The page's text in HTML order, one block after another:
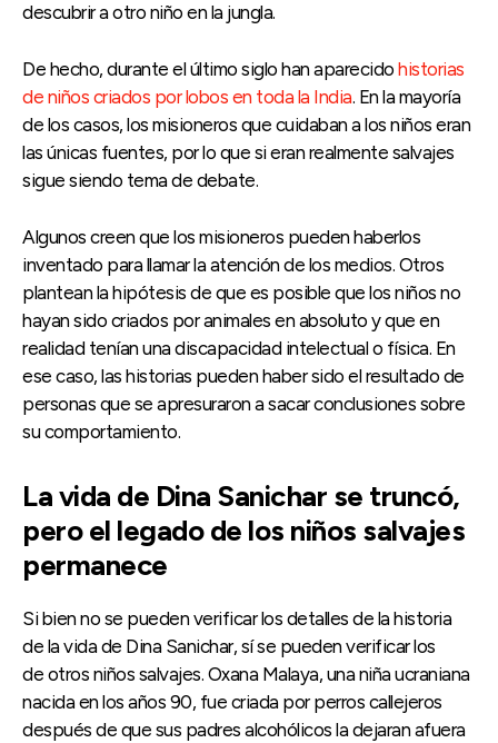
descubrir a otro niño en la jungla.
De hecho, durante el último siglo han aparecido historias
de niños criados por lobos en toda la India. En la mayoría
de los casos, los misioneros que cuidaban a los niños eran
las únicas fuentes, por lo que si eran realmente salvajes
sigue siendo tema de debate.
Algunos creen que los misioneros pueden haberlos
inventado para llamar la atención de los medios. Otros
plantean la hipótesis de que es posible que los niños no
hayan sido criados por animales en absoluto y que en
realidad tenían una discapacidad intelectual o física. En
ese caso, las historias pueden haber sido el resultado de
personas que se apresuraron a sacar conclusiones sobre
su comportamiento.
La vida de Dina Sanichar se truncó,
pero el legado de los niños salvajes
permanece
Si bien no se pueden verificar los detalles de la historia
de la vida de Dina Sanichar, sí se pueden verificar los
de otros niños salvajes. Oxana Malaya, una niña ucraniana
nacida en los años 90, fue criada por perros callejeros
después de que sus padres alcohólicos la dejaran afuera